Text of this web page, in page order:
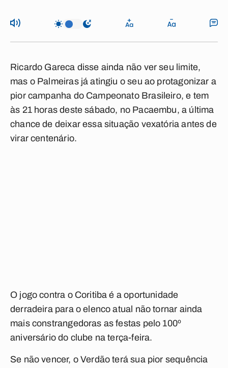
Ricardo Gareca disse ainda não ver seu limite,
mas o Palmeiras já atingiu o seu ao protagonizar a
pior campanha do Campeonato Brasileiro, e tem
às 21 horas deste sábado, no Pacaembu, a última
chance de deixar essa situação vexatória antes de
virar centenário.
O jogo contra o Coritiba é a oportunidade
derradeira para o elenco atual não tornar ainda
mais constrangedoras as festas pelo 100º
aniversário do clube na terça-feira.
Se não vencer, o Verdão terá sua pior sequência